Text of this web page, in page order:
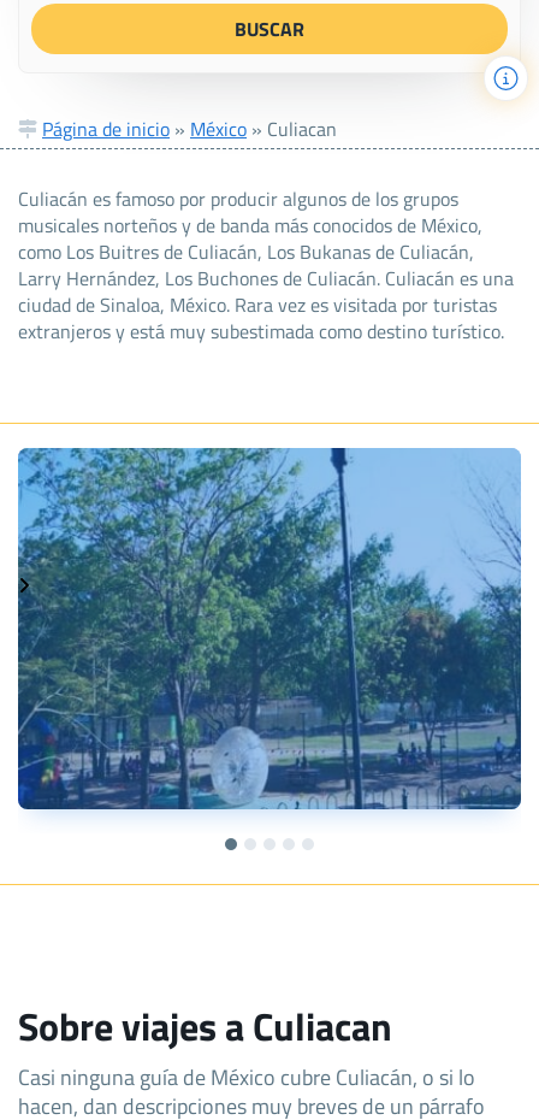
Página de inicio » México » Culiacan
Culiacán es famoso por producir algunos de los grupos
musicales norteños y de banda más conocidos de México,
como Los Buitres de Culiacán, Los Bukanas de Culiacán,
Larry Hernández, Los Buchones de Culiacán. Culiacán es una
ciudad de Sinaloa, México. Rara vez es visitada por turistas
extranjeros y está muy subestimada como destino turístico.
Sobre viajes a Culiacan
Casi ninguna guía de México cubre Culiacán, o si lo
hacen, dan descripciones muy breves de un párrafo